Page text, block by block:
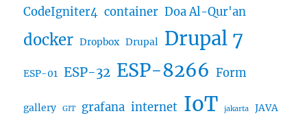
CodeIgniter4 container Doa Al-Qur'an
docker Dropbox Drupal Drupal 7
ESP-01 ESP-32 ESP-8266 Form
gallery GIT grafana internet IoT jakarta
JAVA